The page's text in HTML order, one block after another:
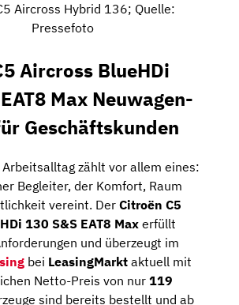
Aircross Hybrid 136; Quelle:
Pressefoto
Aircross BlueHDi
Max Neuwagen-
Geschäftskunden
zählt vor allem eines:
Begleiter, der Komfort, Raum
vereint. DerCitroën C5
130 S&S EAT8 Max erfüllt
und überzeugt im
bei LeasingMarkt aktuell mit
Netto-Preis von nur 119
sind bereits bestellt und ab